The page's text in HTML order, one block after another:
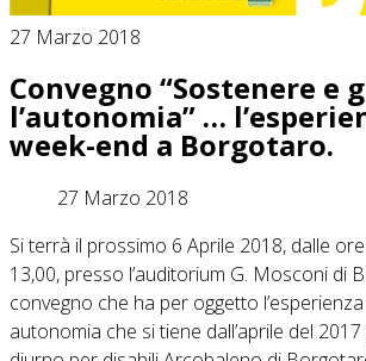
27 Marzo 2018
Convegno “Sostenere e
l’autonomia” …
week-end a Borgotaro.
27 Marzo 2018
Si terrà il prossimo 6 Aprile 2018, dalle
13,00, presso l’auditorium G. Mosconi di
convegno che ha per oggetto
autonomia che si tiene dall’aprile del